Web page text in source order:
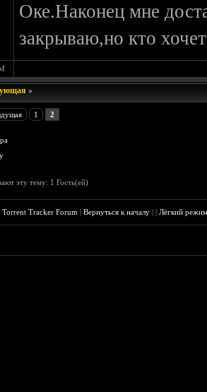
Оке.Наконец мне
закрываю,но кто
»
1 2
эту тему: 1 Гость(ей)
Torrent Tracker Forum |Вернуться к началу ||Лёгкий